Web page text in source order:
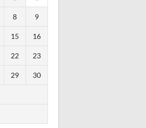
8 9
15 16
22 23
29 30